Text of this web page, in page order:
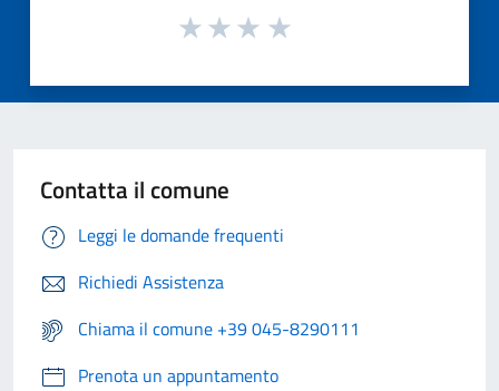
Contatta il comune
Leggi le domande frequenti
Richiedi Assistenza
Chiama il comune +39 045-8290111
Prenota un appuntamento